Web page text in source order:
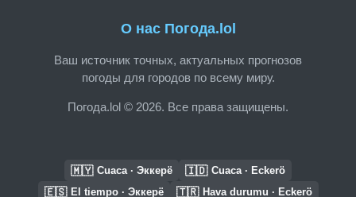
О нас Погода.lol
Ваш источник точных, актуальных прогнозов
погоды для городов по всему миру.
Погода.lol © 2026. Все права защищены.
🇲🇾 Cuaca · Эккерё 🇮🇩 Cuaca · Eckerö
🇪🇸 El tiempo · Эккерё 🇹🇷 Hava durumu · Eckerö